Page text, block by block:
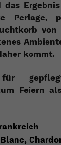
Perlage,
von
kommt.
Feiern